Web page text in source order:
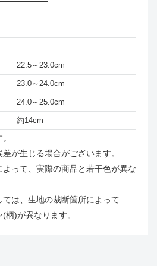
22.5～23.0cm
23.0～24.0cm
24.0～25.0cm
約14cm
が生じる場合がございます。
って、実際の商品と若干色が異な
は、生地の裁断箇所によって
柄)が異なります。